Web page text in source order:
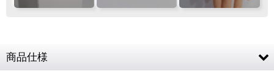
K10PG
Pt 900
商品仕様